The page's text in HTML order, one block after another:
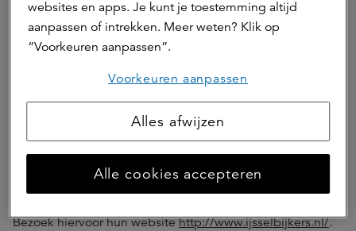
overlevingskansen te vergroten. En hier kunnen ook de
boeren een handje bij helpen, zegt Sigis. Bijvoorbeeld
door het creëren van akkerranden. Planten en bloemen
zijn namelijk van groot belang voor de bijen. Op een
er kan natuurlijk nog veel meer bij.
Mocht u interesse hebben in het ontwikkelen van een
akkerrand, neem dan eens een kijkje bij een lokale
imkervereniging bij u in de buurt. Op de site van De
Bezoek hiervoor hun websitehttp://www.ijsselbijkers.nl/.
websites en apps. Je kunt je toestemming altijd
aanpassen of intrekken. Meer weten? Klik op
“Voorkeuren aanpassen”.
Voorkeuren aanpassen
Alles afwijzen
Alle cookies accepteren